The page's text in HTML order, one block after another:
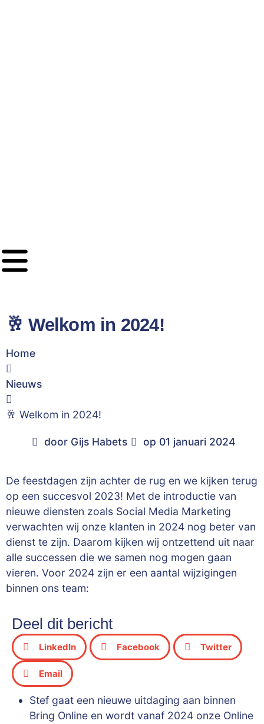
🥂 Welkom in 2024!
Home
Nieuws
🥂 Welkom in 2024!
door Gijs Habets op 01 januari 2024
De feestdagen zijn achter de rug en we kijken terug
op een succesvol 2023! Met de introductie van
nieuwe diensten zoals Social Media Marketing
verwachten wij onze klanten in 2024 nog beter van
dienst te zijn. Daarom kijken wij ontzettend uit naar
alle successen die we samen nog mogen gaan
vieren. Voor 2024 zijn er een aantal wijzigingen
binnen ons team:
Deel dit bericht
LinkedIn Facebook Twitter
Email
Stef gaat een nieuwe uitdaging aan binnen
Bring Online en wordt vanaf 2024 onze Online